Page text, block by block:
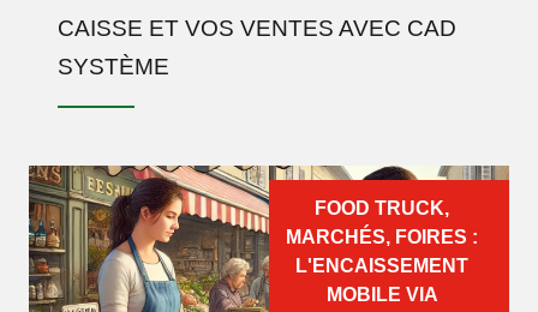
CAISSE ET VOS VENTES AVEC CAD
SYSTÈME
FOOD TRUCK,
MARCHÉS, FOIRES :
L'ENCAISSEMENT
MOBILE VIA